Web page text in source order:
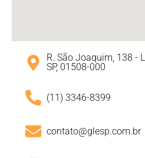
R. São Joaquim, 138 -
SP, 01508-000
(11) 3346-8399
contato@glesp.com.br